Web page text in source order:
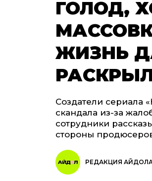
ГОЛОД,
ЖИЗНЬ
Создатели сериала
скандала из-за
сотрудники
стороны
РЕДАКЦИЯ